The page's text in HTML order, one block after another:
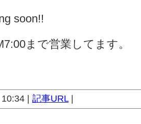
soon!!
まで営業してます。
| 記事URL|